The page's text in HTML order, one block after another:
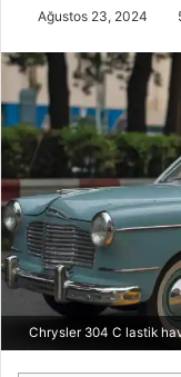
Ağustos 23, 2024
Chrysler 304 C lastik